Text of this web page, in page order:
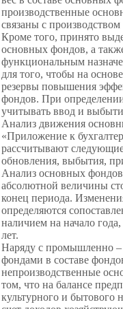
производственные
связаны с
Кроме того, принято
основных фондов, а
функциональным
для того, чтобы на
резервы повышения
фондов. При
учитывать ввод и
Анализ движения
«Приложение к
рассчитывают
обновления, выбытия,
Анализ основных фондов
абсолютной величины
конец периода.
определяются
наличием на начало
лет.
Наряду с промышленно
фондами в составе
непроизводственные
том, что на балансе
культурного и бытового